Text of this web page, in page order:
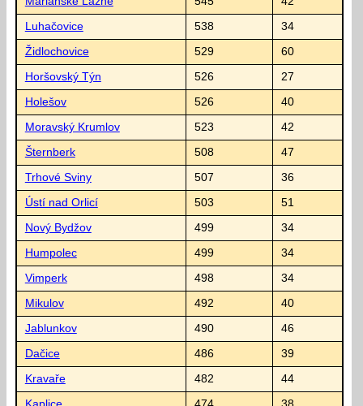
Luhačovice 538 34
Židlochovice 529 60
Horšovský Týn 526 27
Holešov 526 40
Moravský Krumlov 523 42
Šternberk 508 47
Trhové Sviny 507 36
Ústí nad Orlicí 503 51
Nový Bydžov 499 34
Humpolec 499 34
Vimperk 498 34
Mikulov 492 40
Jablunkov 490 46
Dačice 486 39
Kravaře 482 44